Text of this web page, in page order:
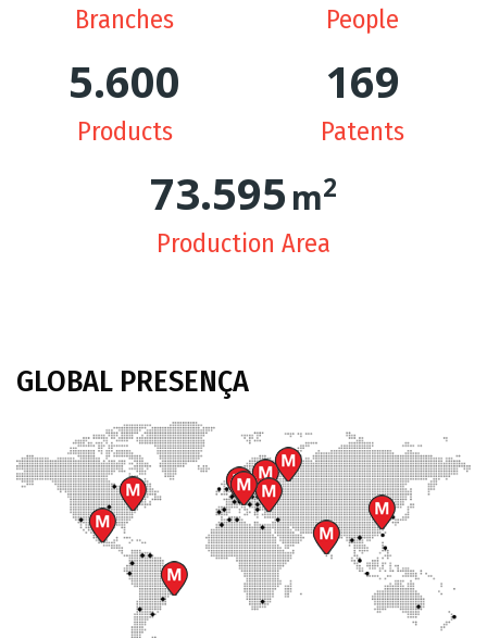
Branches People
5.627
Products
170
Patents
74.305m2
Production Area
GLOBAL PRESENÇA